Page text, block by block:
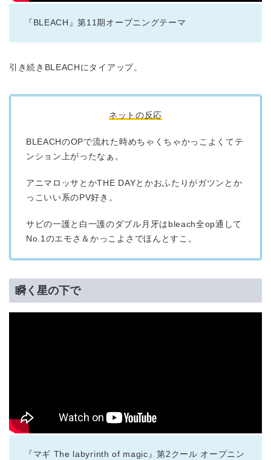
『BLEACH』第11期オープニングテーマ
引き続きBLEACHにタイアップ。
ネットの反応
BLEACHのOPで流れた時めちゃくちゃかっこよくてテ
ンション上がったなぁ。
アニマロッサとかTHE DAYとかおふたりがガツンとか
っこいい系のPV好き。
サビの一護と白一護のダブル月牙はbleach全op通して
No.1のエモさ＆かっこよさでほんとすこ。
瞬く星の下で
『マギ The labyrinth of magic』第2クール オープニン